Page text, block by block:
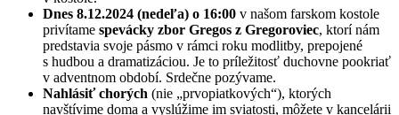
Dnes 8.12.2024 (nedeľa) o 16:00 v našom farskom kostole
privítame spevácky zbor Gregos z Gregoroviec, ktorí nám
predstavia svoje pásmo v rámci roku modlitby, prepojené
s hudbou a dramatizáciou. Je to príležitosť duchovne pookriať
v adventnom období. Srdečne pozývame.
Nahlásiť chorých (nie „prvopiatkových“), ktorých
navštívime doma a vyslúžime im sviatosti, môžete v kancelárii